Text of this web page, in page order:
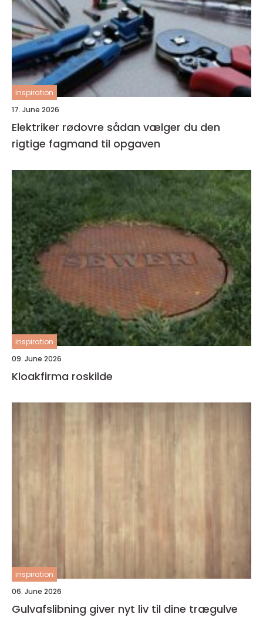
inspiration
17. June 2026
Elektriker rødovre sådan vælger du den
rigtige fagmand til opgaven
inspiration
09. June 2026
Kloakfirma roskilde
inspiration
06. June 2026
Gulvafslibning giver nyt liv til dine trægulve